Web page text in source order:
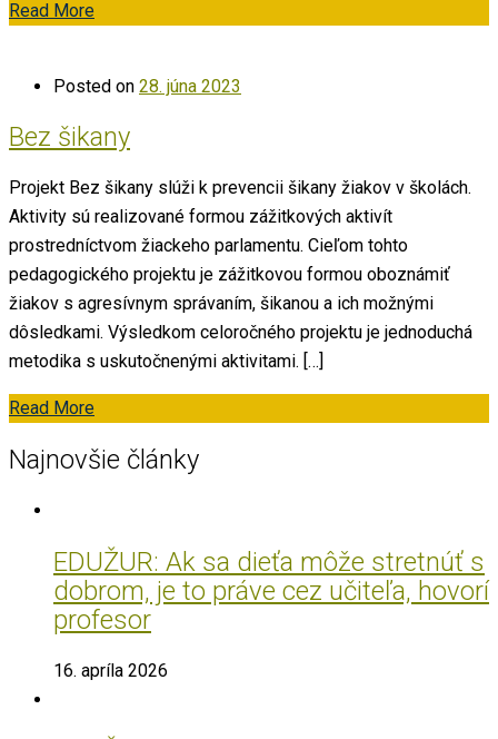
Read More
Posted on 28. júna 2023
Bez šikany
Projekt Bez šikany slúži k prevencii šikany žiakov v školách.
Aktivity sú realizované formou zážitkových aktivít
prostredníctvom žiackeho parlamentu. Cieľom tohto
pedagogického projektu je zážitkovou formou oboznámiť
žiakov s agresívnym správaním, šikanou a ich možnými
dôsledkami. Výsledkom celoročného projektu je jednoduchá
metodika s uskutočnenými aktivitami. […]
Read More
Najnovšie články
EDUŽUR: Ak sa dieťa môže stretnúť s
dobrom, je to práve cez učiteľa, hovorí
profesor
16. apríla 2026